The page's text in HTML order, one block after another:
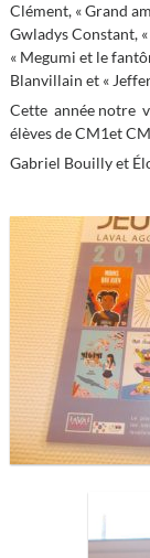
Projet d’année
Vie des classes et
On parle de nous…
Contact
Horaires de l’école
Inscriptions /
Dates
APEL
OGEC
Espace élèves
Jeux en ligne
Clément, « Grand
Gwladys Constant,
« Megumi et le
Blanvillain et «
Cette année notre
élèves de CM1et
Gabriel Bouilly et